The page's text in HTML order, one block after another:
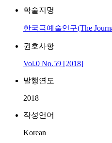
학술지명
한국극예술연구(The
권호사항
Vol.0 No.59 [2018]
발행연도
2018
작성언어
Korean